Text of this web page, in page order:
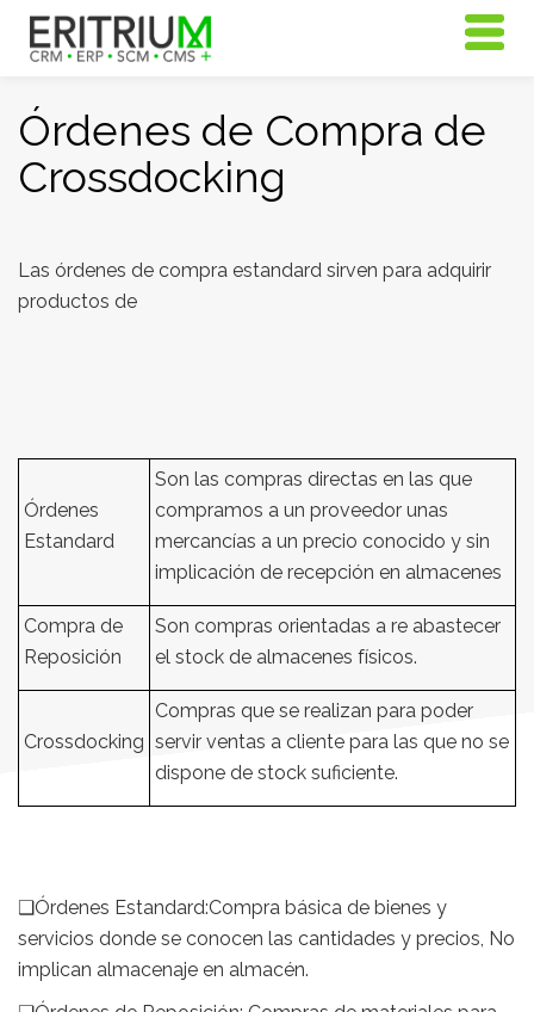
Órdenes de Compra de
Crossdocking
Las órdenes de compra estandard sirven para adquirir
productos de
Órdenes
Estandard
Son las compras directas en las que
compramos a un proveedor unas
mercancías a un precio conocido y sin
implicación de recepción en almacenes
Compra de
Reposición
Son compras orientadas a re abastecer
el stock de almacenes físicos.
Crossdocking
Compras que se realizan para poder
servir ventas a cliente para las que no se
dispone de stock suficiente.
❑Órdenes Estandard:Compra básica de bienes y
servicios donde se conocen las cantidades y precios, No
implican almacenaje en almacén.